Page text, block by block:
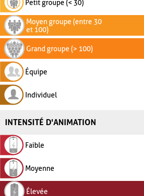
Petit groupe (< 30)
Moyen groupe (entre 30
et 100)
Grand groupe (> 100)
Équipe
Individuel
INTENSITÉ D'ANIMATION
Faible
Moyenne
Élevée